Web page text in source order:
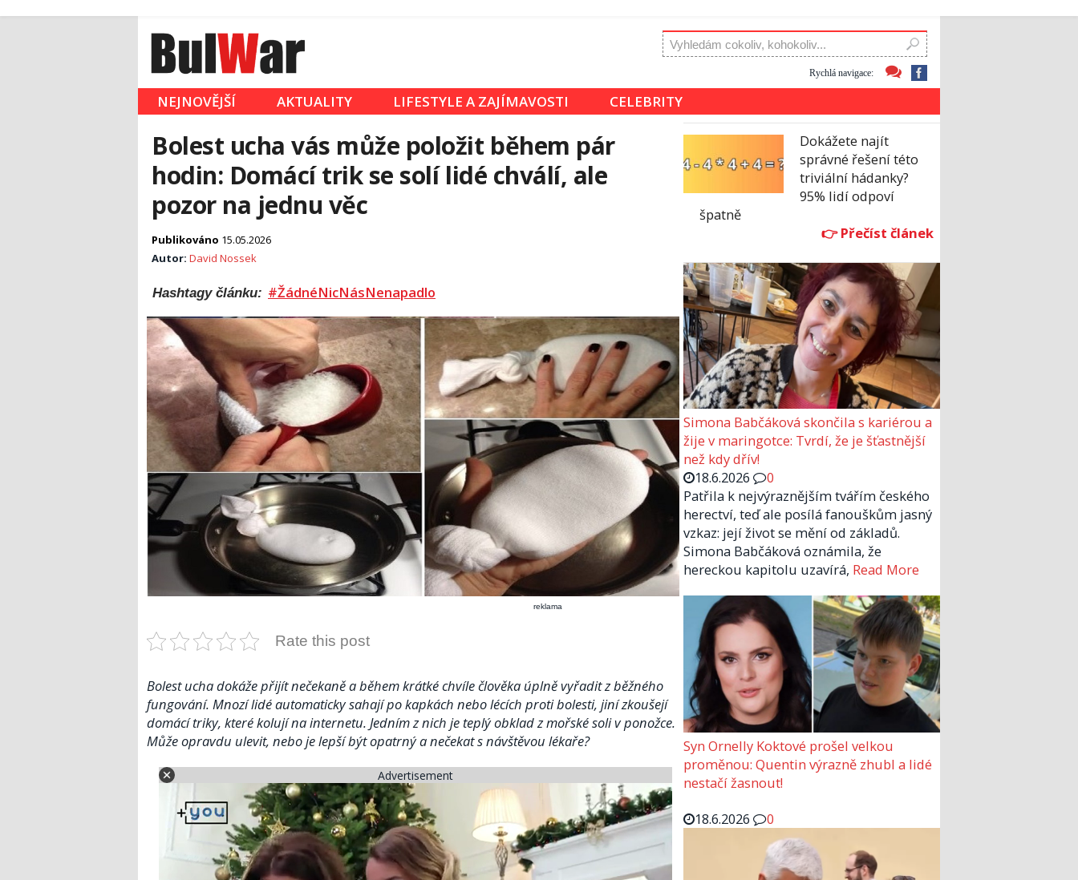
Rychlá navigace:
NEJNOVĚJŠÍ AKTUALITY LIFESTYLE A ZAJÍMAVOSTI CELEBRITY
Bolest ucha vás může položit během pár
hodin: Domácí trik se solí lidé chválí, ale
pozor na jednu věc
Publikováno 15.05.2026
Autor: David Nossek
Hashtagy článku: #ŽádnéNicNásNenapadlo
reklama
Rate this post
Bolest ucha dokáže přijít nečekaně a během krátké chvíle člověka úplně vyřadit z běžného
fungování. Mnozí lidé automaticky sahají po kapkách nebo lécích proti bolesti, jiní zkoušejí
domácí triky, které kolují na internetu. Jedním z nich je teplý obklad z mořské soli v ponožce.
Může opravdu ulevit, nebo je lepší být opatrný a nečekat s návštěvou lékaře?
Advertisement
Dokážete najít
správné řešení této
triviální hádanky?
95% lidí odpoví
špatně
Simona Babčáková skončila s kariérou a
žije v maringotce: Tvrdí, že je šťastnější
než kdy dřív!
18.6.2026
0
Patřila k nejvýraznějším tvářím českého
herectví, teď ale posílá fanouškům jasný
vzkaz: její život se mění od základů.
Simona Babčáková oznámila, že
hereckou kapitolu uzavírá, Read More
Syn Ornelly Koktové prošel velkou
proměnou: Quentin výrazně zhubl a lidé
nestačí žasnout!
18.6.2026
0